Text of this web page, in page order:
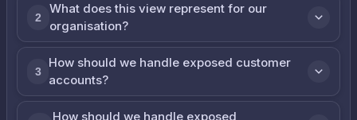
2
What does this view represent for our
organisation?
3
How should we handle exposed customer
accounts?
How should we handle exposed